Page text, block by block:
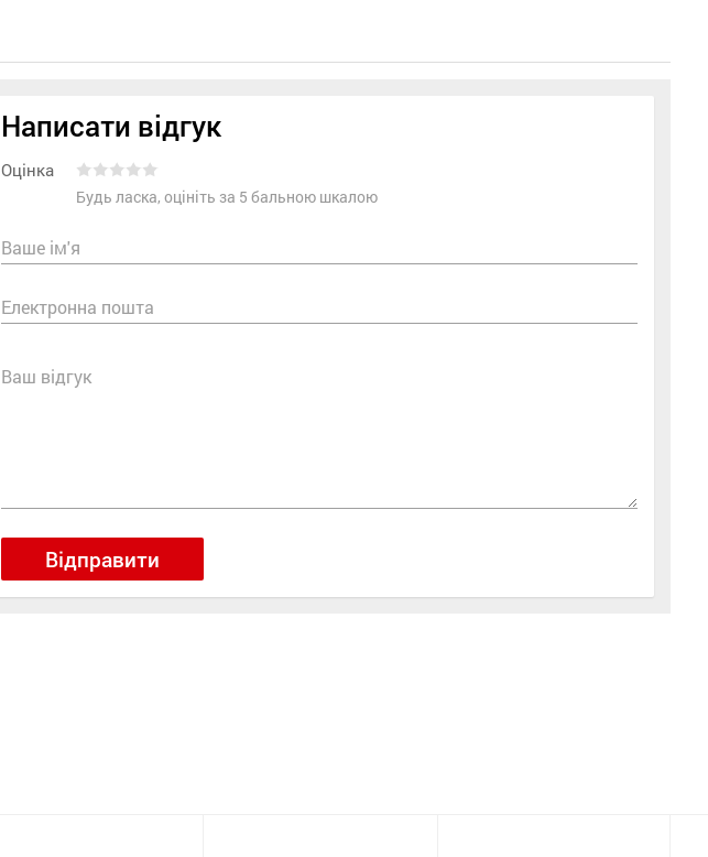
Написати відгук
Оцінка
Будь ласка, оцініть за 5 бальною шкалою
Ваше ім'я
Електронна пошта
Ваш відгук
Відправити